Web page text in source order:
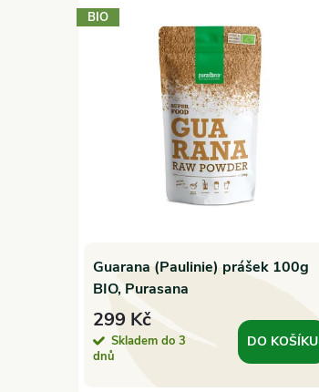
BIO
Guarana (Paulinie) prášek 100g
BIO, Purasana
299 Kč
Skladem do 3
dnů
DO KOŠÍKU